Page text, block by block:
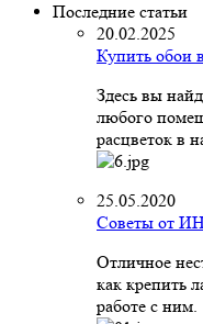
Последние статьи
20.02.2025
Купить обои
Здесь вы
любого
расцветок в
25.05.2020
Советы от
Отличное
как крепить
работе с ним.